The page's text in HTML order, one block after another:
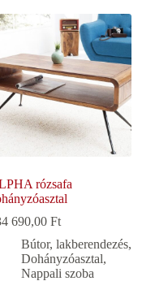
rózsafa
690,00Ft
Bútor, lakberendezés,
Dohányzóasztal,
Nappali szoba